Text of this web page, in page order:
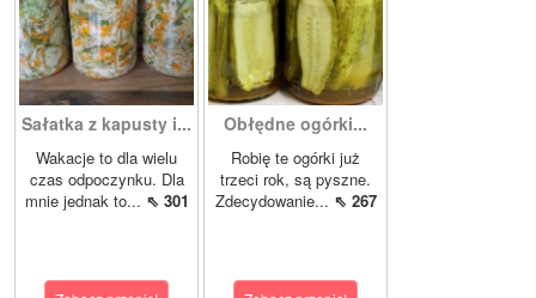
Sałatka z kapusty i...
Wakacje to dla wielu
czas odpoczynku. Dla
mnie jednak to... ⇖ 301
Obłędne ogórki...
Robię te ogórki już
trzeci rok, są pyszne.
Zdecydowanie... ⇖ 267